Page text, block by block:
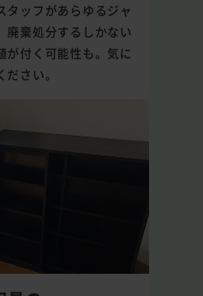
タッフがあらゆるジャ
廃棄処分するしかない
が付く可能性も。気に
さい。